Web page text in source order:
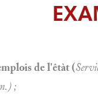
de l'êtàt (
;